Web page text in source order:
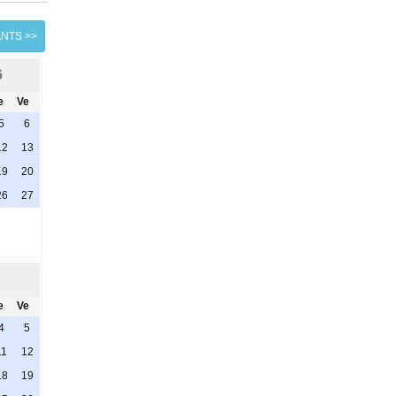
>>
Ve
6
13
20
27
Ve
5
12
19